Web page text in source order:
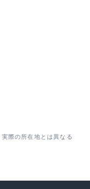
際の所在地とは異なる